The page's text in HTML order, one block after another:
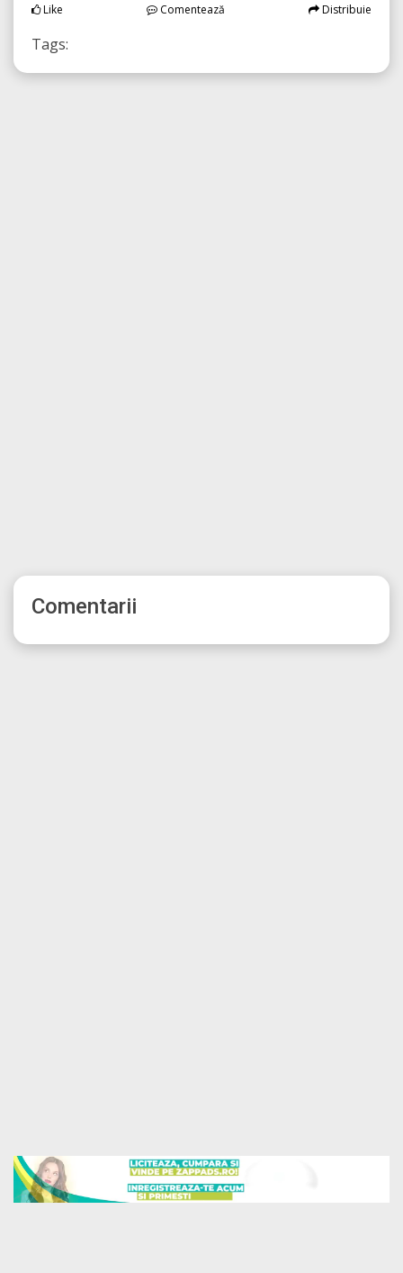
Like Comentează Distribuie
Tags:
Comentarii